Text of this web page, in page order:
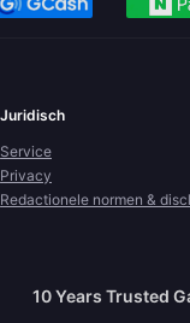
Juridisch
Service
Privacy
Redactionele normen &
10 Years Trusted